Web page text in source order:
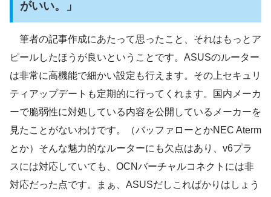
がいい。」
筆者の記事作成にあたって思ったこと、それはもっとア
ピールしたほうが良いということです。ASUSのルーター
は非常に高機能で細かい設定も行えます。その上セキュリ
ティアップデートも定期的に行ってくれます。国内メーカ
ーで脆弱性に対処している内容を公開しているメーカーを
見たことがないわけです。（バッファローとかNEC Aterm
とか）そんな魅力的なルーターにも欠点はあり、v6プラ
スには対応していても、OCNバーチャルコネクトには非
対応だった点です。まぁ、ASUSだしこればかりはしょう